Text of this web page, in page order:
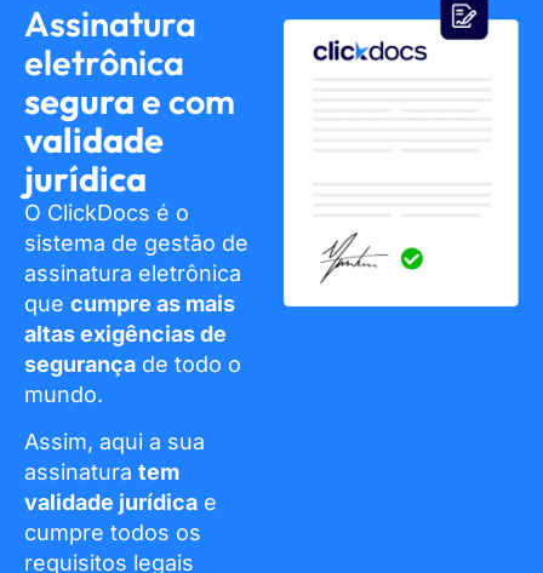
Assinatura
eletrônica
segurae com
validade
jurídica
O ClickDocs é o
sistema de gestão de
assinatura eletrônica
que cumpre as mais
altas exigências de
segurança de todo o
mundo.
Assim, aqui a sua
assinatura tem
validade jurídica e
cumpre todos os
requisitos legais